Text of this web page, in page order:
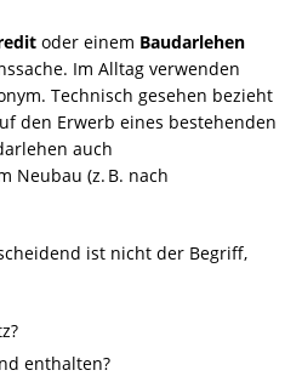
oder einem Baudarlehen
Im Alltag verwenden
Technisch gesehen bezieht
den Erwerb eines bestehenden
auch
Neubau (z. B. nach
ist nicht der Begriff,
enthalten?